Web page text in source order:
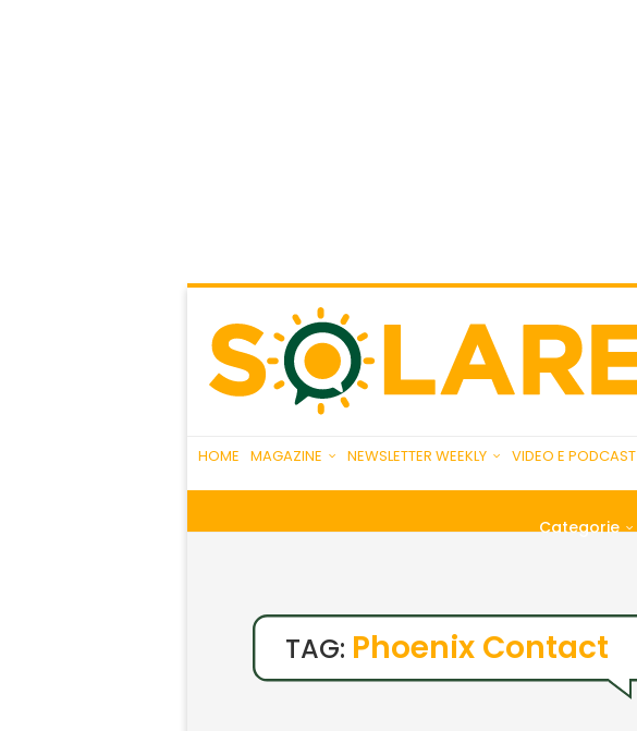
HOME MAGAZINE NEWSLETTER WEEKLY VIDEO E PODCAST
Categorie
TAG: Phoenix Contact